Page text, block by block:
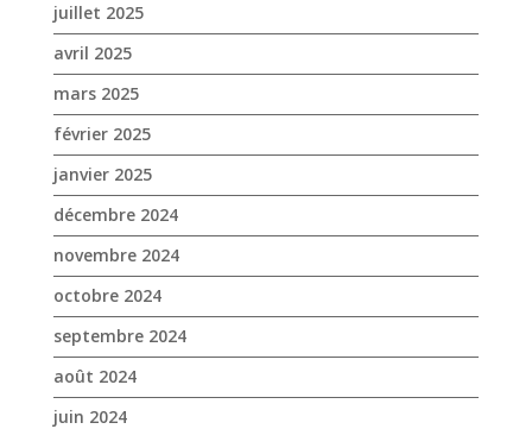
juillet 2025
avril 2025
mars 2025
février 2025
janvier 2025
décembre 2024
novembre 2024
octobre 2024
septembre 2024
août 2024
juin 2024